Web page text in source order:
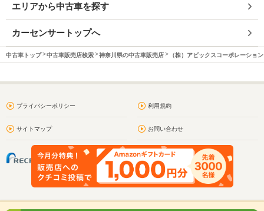
エリアから中古車を探す
カーセンサートップへ
中古車トップ 中古車販売店検索 神奈川県の中古車販売店 （株）アビックスコーポレーシ
プライバシーポリシー 利用規約
サイトマップ お問い合わせ